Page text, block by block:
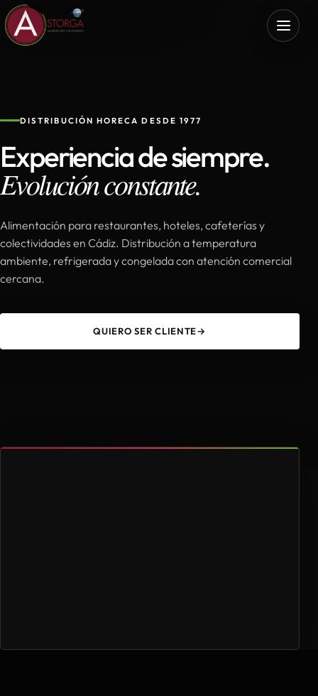
DISTRIBUCIÓN HORECA DESDE 1977
Experiencia de siempre.
Evolución constante.
Alimentación para restaurantes, hoteles, cafeterías y
colectividades en Cádiz. Distribución a temperatura
ambiente, refrigerada y congelada con atención comercial
cercana.
QUIERO SER CLIENTE→